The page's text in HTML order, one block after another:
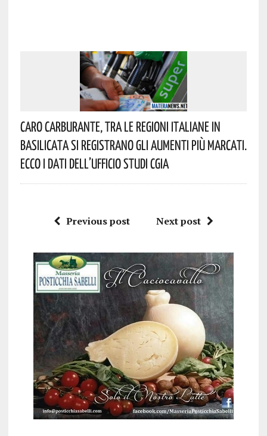
Caro Carburante, Tra Le Regioni Italiane In
Basilicata Si Registrano Gli Aumenti Più Marcati.
Ecco I Dati Dell’Ufficio Studi CGIA
Previous post Next post